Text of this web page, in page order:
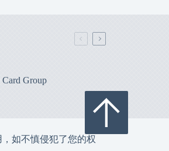
Card Group
如不慎侵犯了您的权